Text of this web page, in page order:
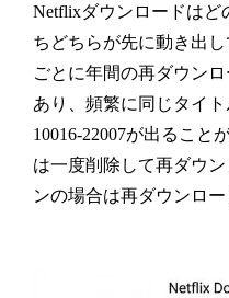
Netflixダウンロードはど
ちどちらが先に動き出
ごとに年間の再ダウン
あり、頻繁に同じタイ
10016-22007が出ること
は一度削除して再ダウ
ンの場合は再ダウンロ